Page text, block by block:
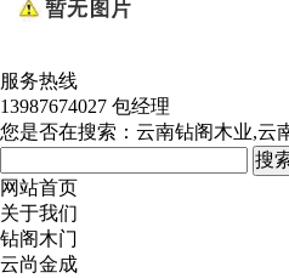
服务热线
13987674027 包经理
您是否在搜索： 云南钻阁木业,云
网站首页
关于我们
钻阁木门
云尚金成